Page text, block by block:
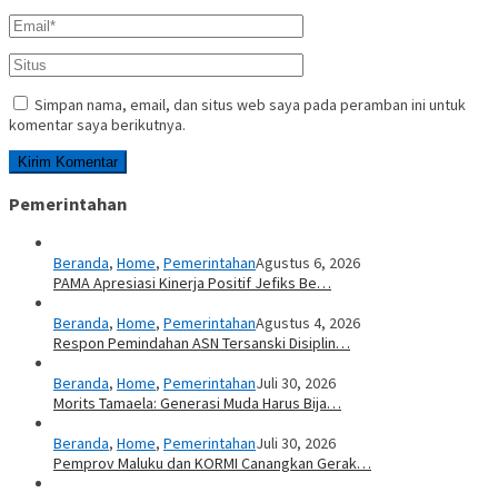
Simpan nama, email, dan situs web saya pada peramban ini untuk
komentar saya berikutnya.
Pemerintahan
Beranda, Home, PemerintahanAgustus 6, 2026
PAMA Apresiasi Kinerja Positif Jefiks Be…
Beranda, Home, PemerintahanAgustus 4, 2026
Respon Pemindahan ASN Tersanski Disiplin…
Beranda, Home, PemerintahanJuli 30, 2026
Morits Tamaela: Generasi Muda Harus Bija…
Beranda, Home, PemerintahanJuli 30, 2026
Pemprov Maluku dan KORMI Canangkan Gerak…